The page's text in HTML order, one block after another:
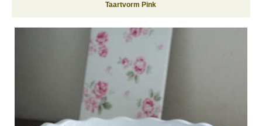
Taartvorm Pink